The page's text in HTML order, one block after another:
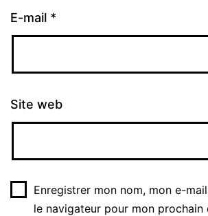
E-mail *
Site web
Enregistrer mon nom, mon e-
le navigateur pour mon prochain